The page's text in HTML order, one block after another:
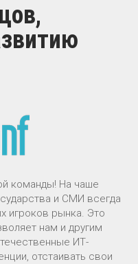
команды! На чаше
и СМИ всегда
игроков рынка. Это
нам и другим
ИТ-
отстаивать свои